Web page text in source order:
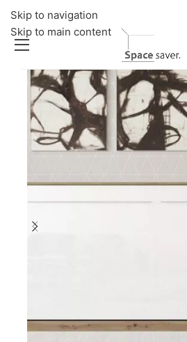
Skip to navigation
Skip to main content